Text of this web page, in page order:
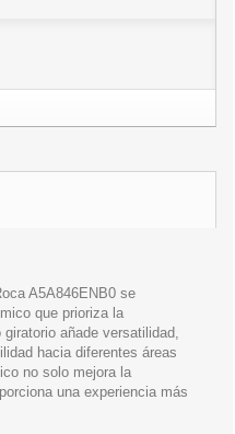
A5A846ENB0 se
que prioriza la
añade versatilidad,
hacia diferentes áreas
no solo mejora la
una experiencia más